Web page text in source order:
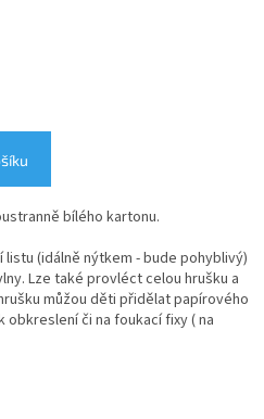
bílého kartonu.
listu (idálně nýtkem - bude pohyblivý)
Lze také provléct celou hrušku a
můžou děti přidělat papírového
či na foukací fixy ( na